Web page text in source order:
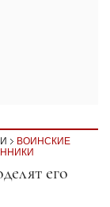
ВОИНСКИЕ
его